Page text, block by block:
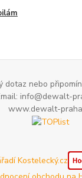
dotaz nebo
info@dewalt-
www.dewalt-